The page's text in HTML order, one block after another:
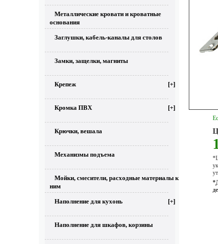
Металлические кровати и кроватные
основания
Заглушки, кабель-каналы для столов
Замки, защелки, магниты
Крепеж [+]
Кромка ПВХ [+]
Крючки, вешала
Механизмы подъема
Мойки, смесители, расходные материалы к
ним
Наполнение для кухонь [+]
Наполнение для шкафов, корзины